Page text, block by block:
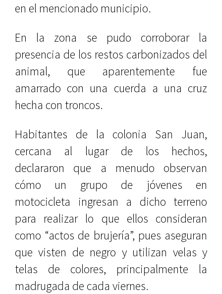
en el mencionado municipio.
En la zona se pudo corroborar la
presencia de los restos carbonizados del
animal, que aparentemente fue
amarrado con una cuerda a una cruz
hecha con troncos.
Habitantes de la colonia San Juan,
cercana al lugar de los hechos,
declararon que a menudo observan
cómo un grupo de jóvenes en
motocicleta ingresan a dicho terreno
para realizar lo que ellos consideran
como “actos de brujería”, pues aseguran
que visten de negro y utilizan velas y
telas de colores, principalmente la
madrugada de cada viernes.